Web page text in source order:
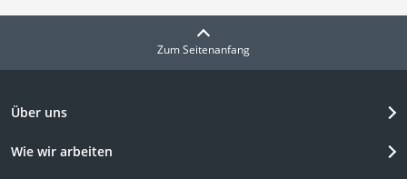
Zum Seitenanfang
Über uns
Wie wir arbeiten